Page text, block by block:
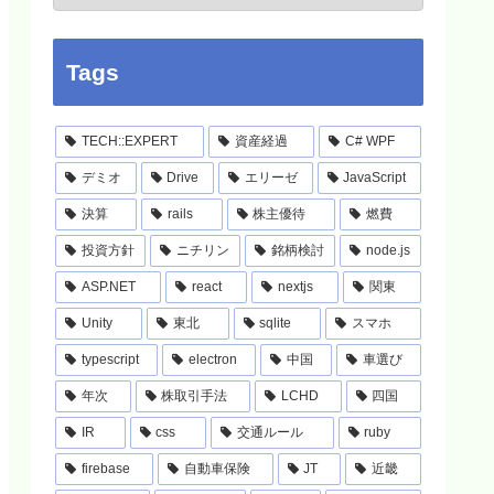
Tags
TECH::EXPERT 資産経過 C# WPF
デミオ Drive エリーゼ JavaScript
決算 rails 株主優待 燃費
投資方針 ニチリン 銘柄検討 node.js
ASP.NET react nextjs 関東
Unity 東北 sqlite スマホ
typescript electron 中国 車選び
年次 株取引手法 LCHD 四国
IR css 交通ルール ruby
firebase 自動車保険 JT 近畿